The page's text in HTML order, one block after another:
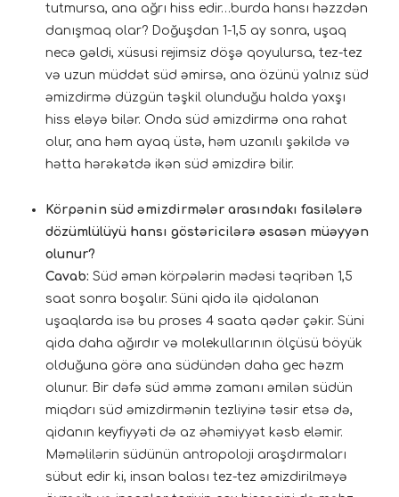
tutmursa, ana ağrı hiss edir…burda hansı həzzdən
danışmaq olar? Doğuşdan 1-1,5 ay sonra, uşaq
necə gəldi, xüsusi rejimsiz döşə qoyulursa, tez-tez
və uzun müddət süd əmirsə, ana özünü yalnız süd
əmizdirmə düzgün təşkil olunduğu halda yaxşı
hiss eləyə bilər. Onda süd əmizdirmə ona rahat
olur, ana həm ayaq üstə, həm uzanılı şəkildə və
hətta hərəkətdə ikən süd əmizdirə bilir.
Körpənin süd əmizdirmələr arasındakı fasilələrə
dözümlülüyü hansı göstəricilərə əsasən müəyyən
olunur?
Cavab: Süd əmən körpələrin mədəsi təqribən 1,5
saat sonra boşalır. Süni qida ilə qidalanan
uşaqlarda isə bu proses 4 saata qədər çəkir. Süni
qida daha ağırdır və molekullarının ölçüsü böyük
olduğuna görə ana südündən daha gec həzm
olunur. Bir dəfə süd əmmə zamanı əmilən südün
miqdarı süd əmizdirmənin tezliyinə təsir etsə də,
qidanın keyfiyyəti də az əhəmiyyət kəsb eləmir.
Məməlilərin südünün antropoloji araşdırmaları
sübut edir ki, insan balası tez-tez əmizdirilməyə